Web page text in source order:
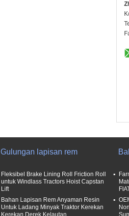
Gulungan lapisan rem
Fleksibel Brake Lining Roll Friction Roll
untuk Windlass Tractors Hoist Capstan
Lift
Bahan Lapisan Rem Anyaman Resin
Untuk Ladang Minyak Traktor Kerekan
Kerekan Derek Kelautan